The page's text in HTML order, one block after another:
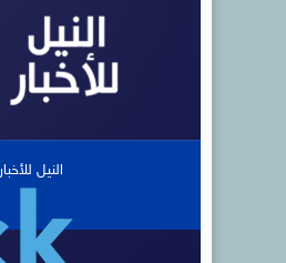
النيل للأخبار 2026 © جميع الحقوق محفوظة.